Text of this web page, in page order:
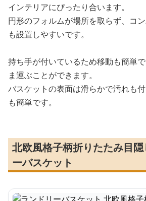
インテリアにぴったり合います。
円形のフォルムが場所を取らず、コ
も設置しやすいです。
持ち手が付いているため移動も簡単
ま運ぶことができます。
バスケットの表面は滑らかで汚れも
も簡単です。
北欧風格子柄折りたたみ目
ーバスケット